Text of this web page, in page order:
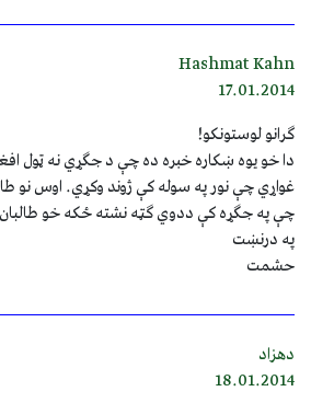
Hashmat Kahn
17.01.2014
ګرانو لوستونکو!
دا خو یوه ښکاره خبره ده چې د جګړي نه ټول
غواړي چې نور په سوله کې ژوند وکړي. اوس نو
چې په جګړه کې ددوي ګټه نشته ځکه خو
په درنښت
حشمت
دهزاد
18.01.2014